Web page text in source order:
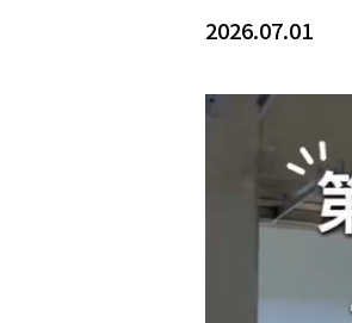
2026.07.01